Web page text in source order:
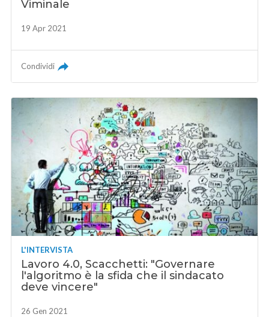
Viminale
19 Apr 2021
Condividi
L'INTERVISTA
Lavoro 4.0, Scacchetti: "Governare
l'algoritmo è la sfida che il sindacato
deve vincere"
26 Gen 2021